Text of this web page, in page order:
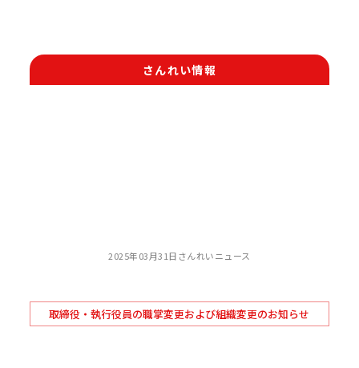
さんれい情報
2025年03月31日さんれいニュース
取締役・執行役員の職掌変更および組織変更のお知らせ